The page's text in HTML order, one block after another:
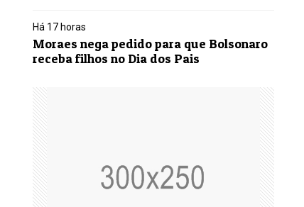
Há 17 horas
Moraes nega pedido para que Bolsonaro
receba filhos no Dia dos Pais